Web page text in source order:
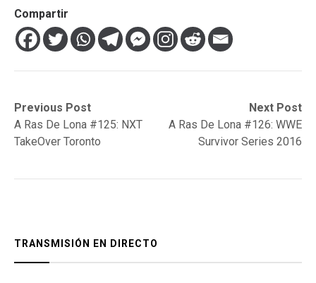
Compartir
Navegación
de
entradas
Previous Post
Previous
post:A Ras De Lona #125: NXT
TakeOver Toronto
Next Post
Next
post:
A Ras De Lona #126: WWE
Survivor Series 2016
TRANSMISIÓN EN DIRECTO